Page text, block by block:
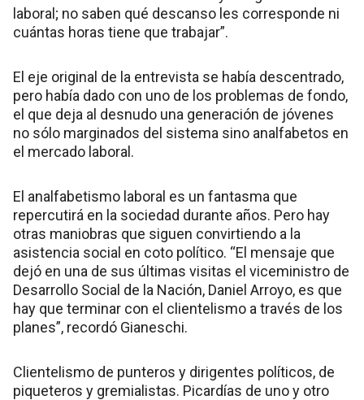
laboral; no saben qué descanso les corresponde ni
cuántas horas tiene que trabajar”.
El eje original de la entrevista se había descentrado,
pero había dado con uno de los problemas de fondo,
el que deja al desnudo una generación de jóvenes
no sólo marginados del sistema sino analfabetos en
el mercado laboral.
El analfabetismo laboral es un fantasma que
repercutirá en la sociedad durante años. Pero hay
otras maniobras que siguen convirtiendo a la
asistencia social en coto político. “El mensaje que
dejó en una de sus últimas visitas el viceministro de
Desarrollo Social de la Nación, Daniel Arroyo, es que
hay que terminar con el clientelismo a través de los
planes”, recordó Gianeschi.
Clientelismo de punteros y dirigentes políticos, de
piqueteros y gremialistas. Picardías de uno y otro